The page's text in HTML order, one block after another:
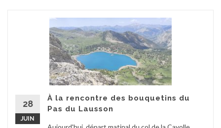
28
JUIN
À la rencontre des bouquetins du
Pas du Lausson